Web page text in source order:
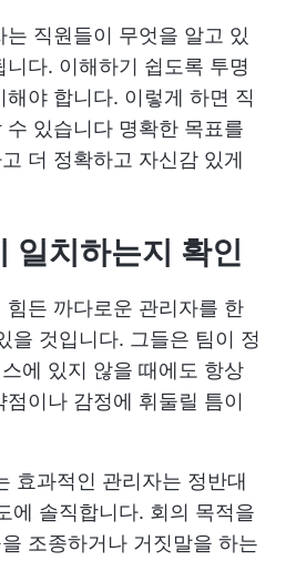
직원들이 무엇을 알고 있
다. 이해하기 쉽도록 투명
야 합니다. 이렇게 하면 직
수 있습니다 명확한 목표를
더 정확하고 자신감 있게
일치하는지 확인
든 까다로운 관리자를 한
을 것입니다. 그들은 팀이 정
에 있지 않을 때에도 항상
이나 감정에 휘둘릴 틈이
효과적인 관리자는 정반대
에 솔직합니다. 회의 목적을
조종하거나 거짓말을 하는